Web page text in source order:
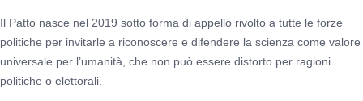
Il Patto nasce nel 2019 sotto forma di appello rivolto a tutte le forze
politiche per invitarle a riconoscere e difendere la scienza come valore
universale per l’umanità, che non può essere distorto per ragioni
politiche o elettorali.